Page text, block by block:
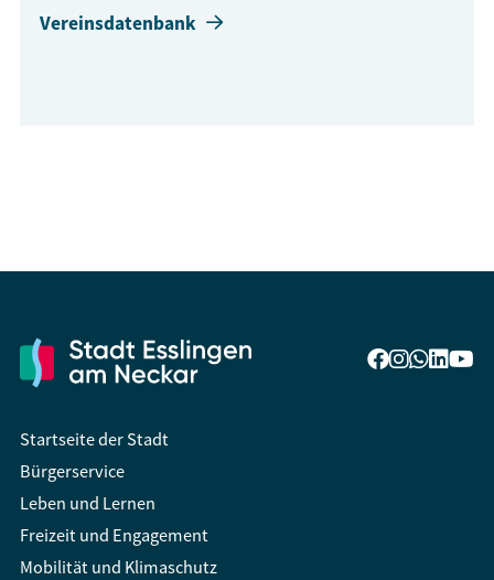
Vereinsdatenbank
Startseite der Stadt
Bürgerservice
Leben und Lernen
Freizeit und Engagement
Mobilität und Klimaschutz